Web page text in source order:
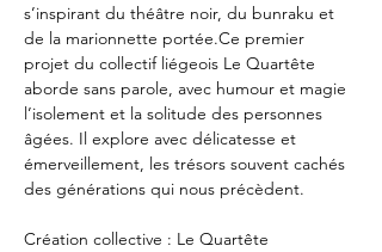
s’inspirant du théâtre noir, du bunraku et
de la marionnette portée.Ce premier
projet du collectif liégeois Le Quartête
aborde sans parole, avec humour et magie
l’isolement et la solitude des personnes
âgées. Il explore avec délicatesse et
émerveillement, les trésors souvent cachés
des générations qui nous précèdent.
Création collective : Le Quartête